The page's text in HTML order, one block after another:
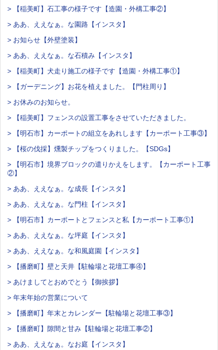
> 【稲美町】石工事の様子です【造園・外構工事②】
> ああ、ええなぁ。な園路【インスタ】
> お知らせ【外壁塗装】
> ああ、ええなぁ。な石積み【インスタ】
> 【稲美町】犬走り施工の様子です【造園・外構工事①】
> 【ガーデニング】お花を植えました。【門柱周り】
> お休みのお知らせ。
> 【稲美町】フェンスの設置工事をさせていただきました。
> 【明石市】カーポートの組立をあれします【カーポート工事③】
> 【桜の伐採】燻製チップをつくりました。【SDGs】
> 【明石市】境界ブロックの遣りかえをします。【カーポート工事
②】
> ああ、ええなぁ。な成長【インスタ】
> ああ、ええなぁ。な門柱【インスタ】
> 【明石市】カーポートとフェンスと私【カーポート工事①】
> ああ、ええなぁ。な坪庭【インスタ】
> ああ、ええなぁ。な和風庭園【インスタ】
> 【播磨町】壁と天井【駐輪場と花壇工事④】
> あけましてとおめでとう【御挨拶】
> 年末年始の営業について
> 【播磨町】年末とカレンダー【駐輪場と花壇工事③】
> 【播磨町】隙間と甘み【駐輪場と花壇工事②】
> ああ、ええなぁ。なお庭【インスタ】